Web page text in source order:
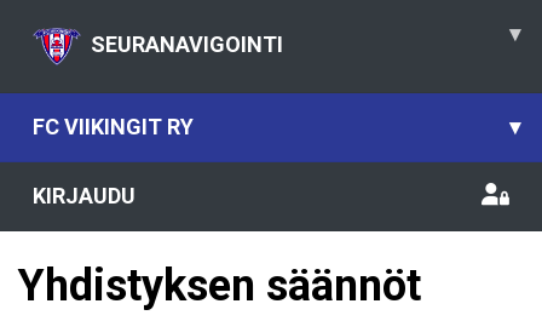
SEURANAVIGOINTI ▾
FC VIIKINGIT RY ▾
KIRJAUDU
Yhdistyksen säännöt